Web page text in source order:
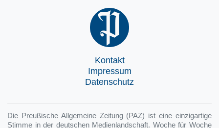
Kontakt
Impressum
Datenschutz
Die Preußische Allgemeine Zeitung (PAZ) ist eine einzigartige
Stimme in der deutschen Medienlandschaft. Woche für Woche